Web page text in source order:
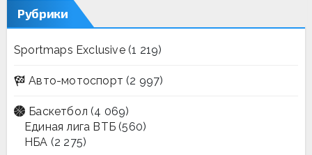
Рубрики
Sportmaps Exclusive(1 219)
Авто-мотоспорт (2 997)
Баскетбол (4 069)
Единая лига ВТБ (560)
НБА (2 275)